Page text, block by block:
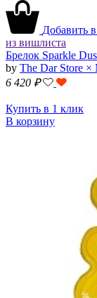
Добавить
из вишлиста
Брелок Sparkle
by The Dar Store
6 420 ₽
Купить в 1 клик
В корзину